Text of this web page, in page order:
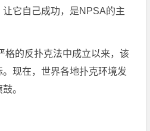
它自己成功，是NPSA的主
格的反扑克法中成立以来，该
现在，世界各地扑克环境发
。